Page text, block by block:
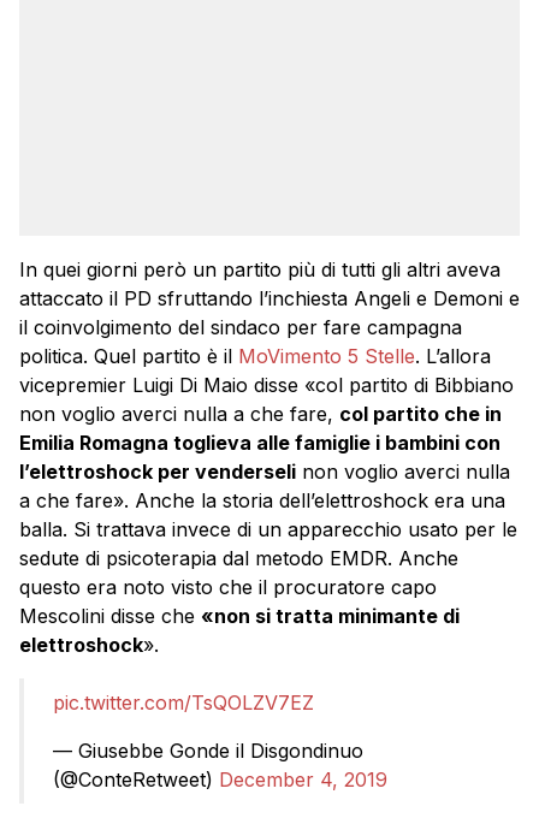
In quei giorni però un partito più di tutti gli altri aveva
attaccato il PD sfruttando l’inchiesta Angeli e Demoni e
il coinvolgimento del sindaco per fare campagna
politica. Quel partito è il MoVimento 5 Stelle. L’allora
vicepremier Luigi Di Maio disse «col partito di Bibbiano
non voglio averci nulla a che fare, col partito che in
Emilia Romagna toglieva alle famiglie i bambini con
l’elettroshock per venderseli non voglio averci nulla
a che fare». Anche la storia dell’elettroshock era una
balla. Si trattava invece di un apparecchio usato per le
sedute di psicoterapia dal metodo EMDR. Anche
questo era noto visto che il procuratore capo
Mescolini disse che «non si tratta minimante di
elettroshock».
pic.twitter.com/TsQOLZV7EZ
— Giusebbe Gonde il Disgondinuo
(@ConteRetweet) December 4, 2019